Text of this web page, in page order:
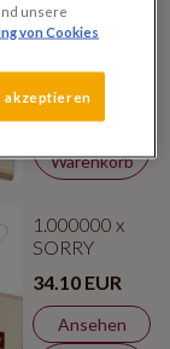
Sorry Schatz!
Ansehen
Warenkorb
1.000000 x
SORRY
34.10 EUR
Ansehen
unsere
von Cookies
akzeptieren